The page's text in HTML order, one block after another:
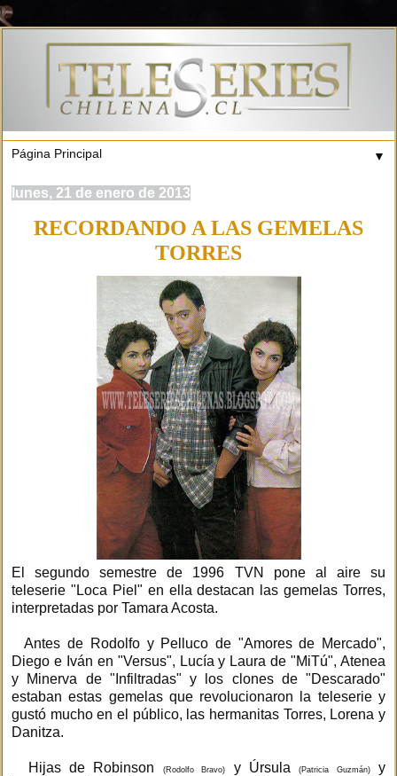
▼
lunes, 21 de enero de 2013
RECORDANDO A LAS GEMELAS
TORRES
El segundo semestre de 1996 TVN pone al aire su
teleserie "Loca Piel" en ella destacan las gemelas Torres,
interpretadas por Tamara Acosta.
Antes de Rodolfo y Pelluco de "Amores de Mercado",
Diego e Iván en "Versus", Lucía y Laura de "MiTú", Atenea
y Minerva de "Infiltradas" y los clones de "Descarado"
estaban estas gemelas que revolucionaron la teleserie y
gustó mucho en el público, las hermanitas Torres, Lorena y
Danitza.
Hijas de Robinson (Rodolfo Bravo) y Úrsula(Patricia Guzmán)y